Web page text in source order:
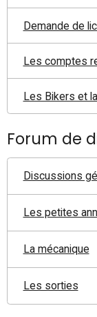
Demande de
Les comptes
Les Bikers et
Forum de
Discussions
Les petites
La mécanique
Les sorties